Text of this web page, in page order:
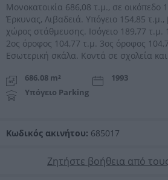
Μονοκατοικία 686,08 τ.μ., σε οικόπεδο
Έρκυνας, Λιβαδειά. Υπόγειο 154,85
χώρος στάθμευσης. Ισόγειο 189,77 τ.μ.
2ος όροφος 104,77 τ.μ. 3ος όροφος
Εσωτερική σκάλα. Κοντά σε σχολεία
686.08 m² 1993
Υπόγειο Parking
Κωδικός ακινήτου: 685017
Ζητήστε βοήθεια από